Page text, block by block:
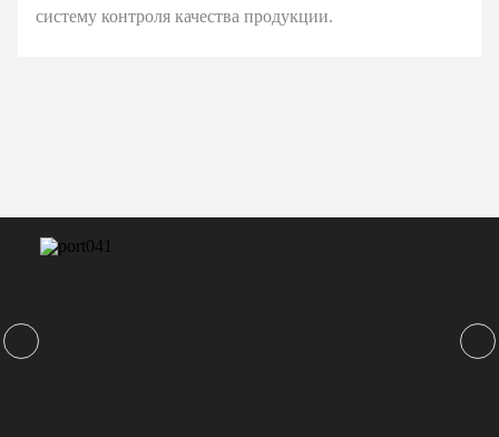
систему контроля качества продукции.